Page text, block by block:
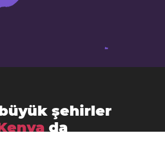
şehirler
da